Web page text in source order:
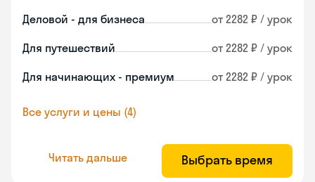
Деловой - для бизнеса от 2282 ₽ / урок
Для путешествий от 2282 ₽ / урок
Для начинающих - премиум от 2282 ₽ / урок
Все услуги и цены (4)
Читать дальше Выбрать время